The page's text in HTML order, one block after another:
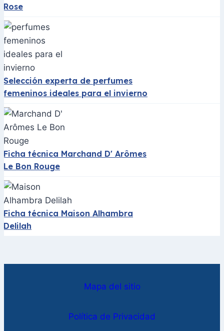
Rose
Selección experta de perfumes
femeninos ideales para el invierno
Ficha técnica Marchand D' Arômes
Le Bon Rouge
Ficha técnica Maison Alhambra
Delilah
Mapa del sitio
Política de Privacidad